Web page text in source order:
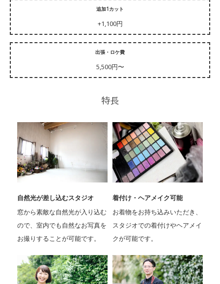
追加1カット
+1,100円
出張・ロケ費
5,500円〜
特長
自然光が差し込むスタジオ
窓から素敵な自然光が入り込む
ので、室内でも自然なお写真を
お撮りすることが可能です。
着付け・ヘアメイク可能
お着物をお持ち込みいただき、
スタジオでの着付けやヘアメイ
クが可能です。